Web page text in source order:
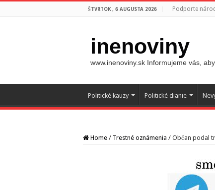
ŠTVRTOK , 6 AUGUSTA 2026 Podporte
inenoviny
www.inenoviny.sk Informujeme vás,
Politické kauzy Politické dianie
Home / Trestné oznámenia / Občan podal